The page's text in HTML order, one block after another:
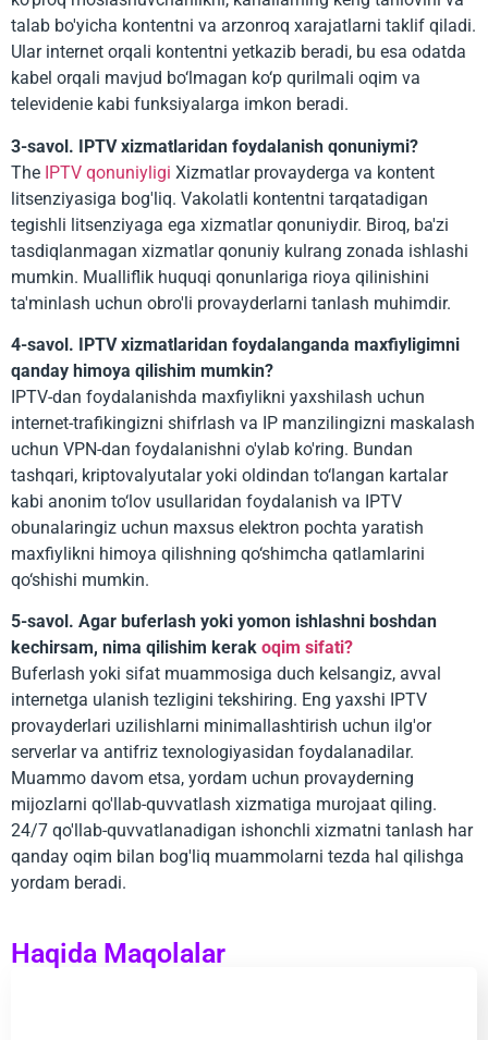
talab bo'yicha kontentni va arzonroq xarajatlarni taklif qiladi.
Ular internet orqali kontentni yetkazib beradi, bu esa odatda
kabel orqali mavjud bo‘lmagan ko‘p qurilmali oqim va
televidenie kabi funksiyalarga imkon beradi.
3-savol. IPTV xizmatlaridan foydalanish qonuniymi?
The IPTV qonuniyligi Xizmatlar provayderga va kontent
litsenziyasiga bog'liq. Vakolatli kontentni tarqatadigan
tegishli litsenziyaga ega xizmatlar qonuniydir. Biroq, ba'zi
tasdiqlanmagan xizmatlar qonuniy kulrang zonada ishlashi
mumkin. Mualliflik huquqi qonunlariga rioya qilinishini
ta'minlash uchun obro'li provayderlarni tanlash muhimdir.
4-savol. IPTV xizmatlaridan foydalanganda maxfiyligimni
qanday himoya qilishim mumkin?
IPTV-dan foydalanishda maxfiylikni yaxshilash uchun
internet-trafikingizni shifrlash va IP manzilingizni maskalash
uchun VPN-dan foydalanishni o'ylab ko'ring. Bundan
tashqari, kriptovalyutalar yoki oldindan to‘langan kartalar
kabi anonim to‘lov usullaridan foydalanish va IPTV
obunalaringiz uchun maxsus elektron pochta yaratish
maxfiylikni himoya qilishning qo‘shimcha qatlamlarini
qo‘shishi mumkin.
5-savol. Agar buferlash yoki yomon ishlashni boshdan
kechirsam, nima qilishim kerak oqim sifati?
Buferlash yoki sifat muammosiga duch kelsangiz, avval
internetga ulanish tezligini tekshiring. Eng yaxshi IPTV
provayderlari uzilishlarni minimallashtirish uchun ilg'or
serverlar va antifriz texnologiyasidan foydalanadilar.
Muammo davom etsa, yordam uchun provayderning
mijozlarni qo'llab-quvvatlash xizmatiga murojaat qiling.
24/7 qo'llab-quvvatlanadigan ishonchli xizmatni tanlash har
qanday oqim bilan bog'liq muammolarni tezda hal qilishga
yordam beradi.
Haqida Maqolalar